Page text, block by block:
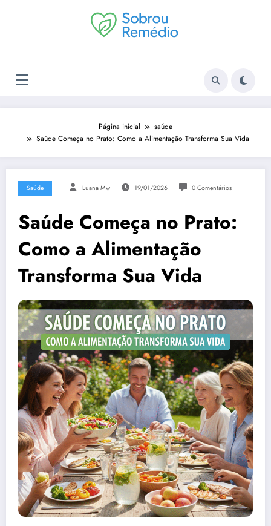
Página inicial
saúde
Saúde Começa no Prato: Como a Alimentação Transforma Sua Vida
Saúde Luana Mw 19/01/2026 0 Comentários
Saúde Começa no Prato:
Como a Alimentação
Transforma Sua Vida